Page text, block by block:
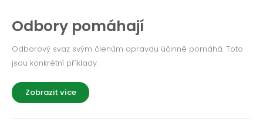
Odbory pomáhají
Odborový svaz svým členům opravdu účinně pomáhá. Toto
jsou konkrétní příklady.
Zobrazit více